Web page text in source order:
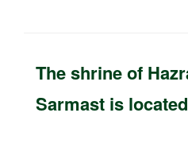
The shrine of
Sarmast is